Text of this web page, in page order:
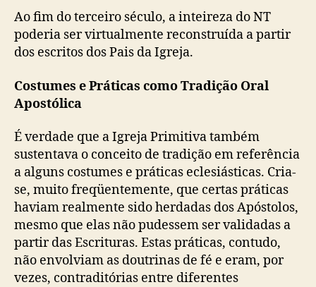
Ao fim do terceiro século, a inteireza do NT
poderia ser virtualmente reconstruída a partir
dos escritos dos Pais da Igreja.
Costumes e Práticas como Tradição Oral
Apostólica
É verdade que a Igreja Primitiva também
sustentava o conceito de tradição em referência
a alguns costumes e práticas eclesiásticas. Cria-
se, muito freqüentemente, que certas práticas
haviam realmente sido herdadas dos Apóstolos,
mesmo que elas não pudessem ser validadas a
partir das Escrituras. Estas práticas, contudo,
não envolviam as doutrinas de fé e eram, por
vezes, contraditórias entre diferentes